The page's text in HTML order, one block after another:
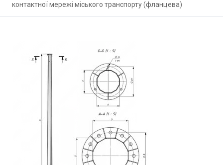
контактної мережі міського транспорту (фланцева)